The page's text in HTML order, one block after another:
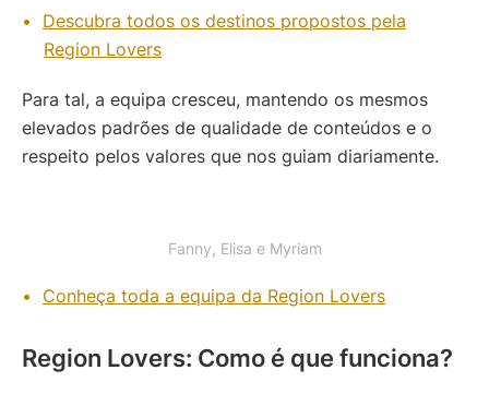
Descubra todos os destinos propostos pela
Region Lovers
Para tal, a equipa cresceu, mantendo os mesmos
elevados padrões de qualidade de conteúdos e o
respeito pelos valores que nos guiam diariamente.
Fanny, Elisa e Myriam
Conheça toda a equipa da Region Lovers
Region Lovers: Como é que funciona?